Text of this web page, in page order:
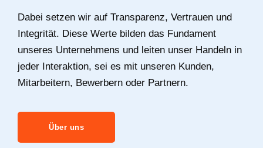
Dabei setzen wir auf Transparenz, Vertrauen und
Integrität. Diese Werte bilden das Fundament
unseres Unternehmens und leiten unser Handeln in
jeder Interaktion, sei es mit unseren Kunden,
Mitarbeitern, Bewerbern oder Partnern.
Über uns